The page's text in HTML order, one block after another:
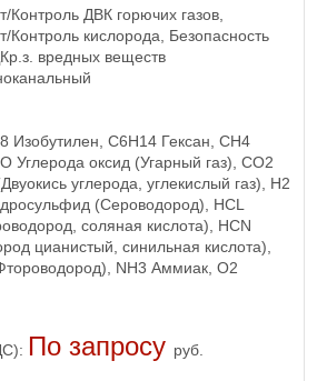
Контроль ДВК горючих газов,
Контроль кислорода, Безопасность
вредных веществ
Изобутилен, C6H14 Гексан, CH4
Углерода оксид (Угарный газ), CO2
углерода, углекислый газ), H2
(Сероводород), HCL
соляная кислота), HCN
цианистый, синильная кислота),
NH3 Аммиак, O2
По запросу руб.